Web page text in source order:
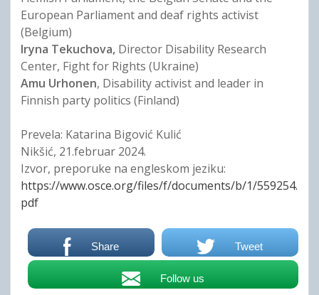
European Parliament and deaf rights activist
(Belgium)
Iryna Tekuchova,Director Disability Research
Center, Fight for Rights (Ukraine)
Amu Urhonen, Disability activist and leader in
Finnish party politics (Finland)
Prevela: Katarina Bigović Kulić
Nikšić, 21.februar 2024.
Izvor, preporuke na engleskom jeziku:
https://www.osce.org/files/f/documents/b/1/559254.
pdf
Share Tweet
Follow us